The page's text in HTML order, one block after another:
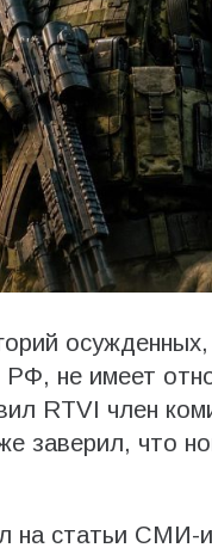
не имеет
RTVI член
заверил, что
на статьи СМИ-